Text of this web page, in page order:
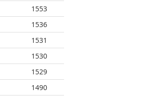
1553
1536
1531
1530
1529
1490